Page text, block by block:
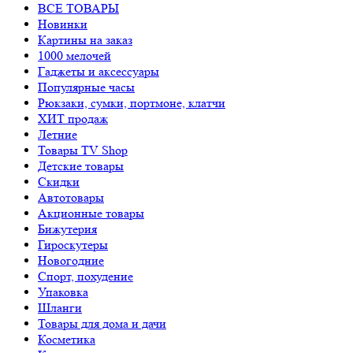
ВСЕ ТОВАРЫ
Новинки
Картины на заказ
1000 мелочей
Гаджеты и аксессуары
Популярные часы
Рюкзаки, сумки, портмоне, клатчи
ХИТ продаж
Летние
Товары TV Shop
Детские товары
Cкидки
Автотовары
Акционные товары
Бижутерия
Гироскутеры
Новогодние
Спорт, похудение
Упаковка
Шланги
Товары для дома и дачи
Косметика